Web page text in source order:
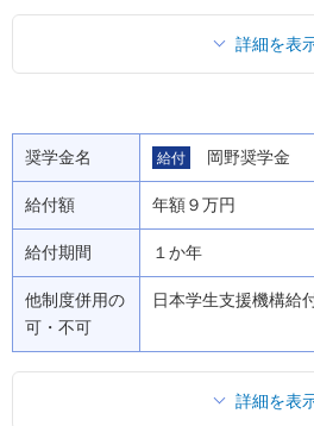
詳細を表
奨学金名 給付 岡野奨学金
給付額 年額９万円
給付期間 １か年
他制度併用の
可・不可
日本学生支援機構給
詳細を表